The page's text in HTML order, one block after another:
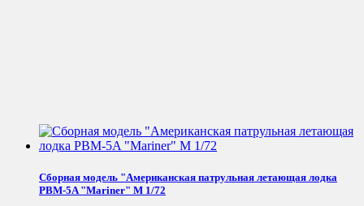
Сборная модель "Американская патрульная летающая лодка
PBM-5A "Mariner" М 1/72